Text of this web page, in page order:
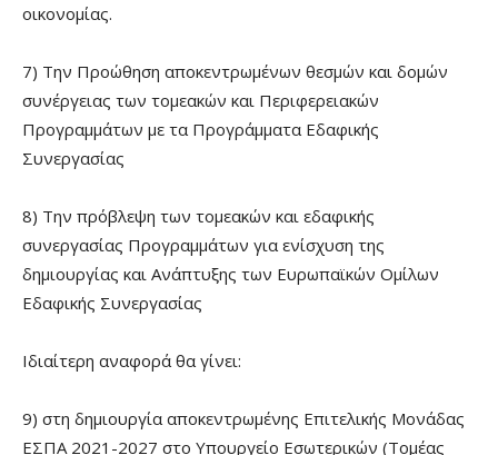
οικονομίας.
7) Την Προώθηση αποκεντρωμένων θεσμών και δομών
συνέργειας των τομεακών και Περιφερειακών
Προγραμμάτων με τα Προγράμματα Εδαφικής
Συνεργασίας
8) Την πρόβλεψη των τομεακών και εδαφικής
συνεργασίας Προγραμμάτων για ενίσχυση της
δημιουργίας και Ανάπτυξης των Ευρωπαϊκών Ομίλων
Εδαφικής Συνεργασίας
Ιδιαίτερη αναφορά θα γίνει:
9) στη δημιουργία αποκεντρωμένης Επιτελικής Μονάδας
ΕΣΠΑ 2021-2027 στο Υπουργείο Εσωτερικών (Τομέας